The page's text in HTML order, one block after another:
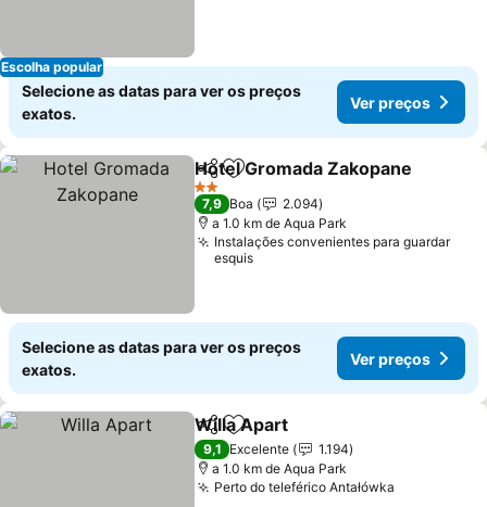
Escolha popular
Selecione as datas para ver os preços
exatos.
Ver preços
PartilharAdicionar aos favoritos
Hotel Gromada Zakopane
2 Estrelas
7,9 Boa
2.094
a 1.0 km de Aqua Park
Instalações convenientes para guardar
esquis
Selecione as datas para ver os preços
exatos.
Ver preços
PartilharAdicionar aos favoritos
Willa Apart
9,1 Excelente
1.194
a 1.0 km de Aqua Park
Perto do teleférico Antałówka